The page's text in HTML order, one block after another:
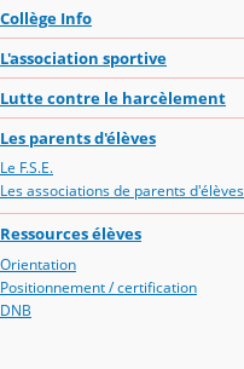
Collège Info
L'association sportive
Lutte contre le harcèlement
Les parents d'élèves
Le F.S.E.
Les associations de parents d'élèves
Ressources élèves
Orientation
Positionnement / certification
DNB